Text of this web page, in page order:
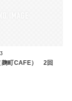
麹町CAFE） 2回